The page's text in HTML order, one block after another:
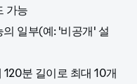
가능
일부(예: '비공개' 설
분 길이로 최대 10개